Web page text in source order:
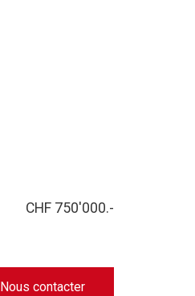
CHF 750'000.-
Nous contacter